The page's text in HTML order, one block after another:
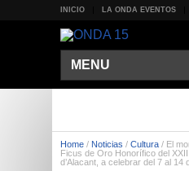
INICIO LA ONDA EVENTOS
MENU
Home / Noticias / Cultura / El
Ficus de Oro Honorífico del
d’Alacant, a celebrar del 7 al 14